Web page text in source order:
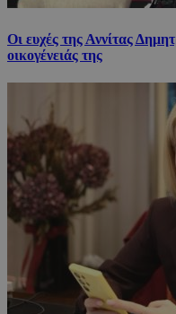
Οι ευχές της Αννίτας
οικογένειάς της